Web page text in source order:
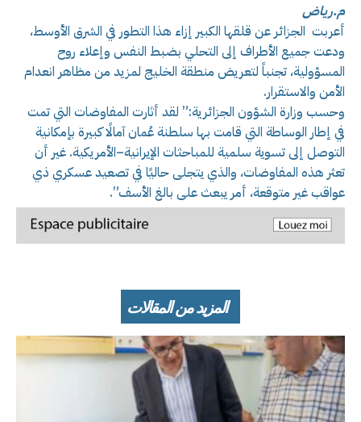
م.رياض
أعربت الجزائر عن قلقها الكبير إزاء هذا التطور في الشرق الأوسط،
ودعت جميع الأطراف إلى التحلي بضبط النفس وإعلاء روح
المسؤولية، تجنباً لتعريض منطقة الخليج لمزيد من مظاهر انعدام
الأمن والاستقرار.
وحسب وزارة الشؤون الجزائرية:” لقد أثارت المفاوضات التي تمت
في إطار الوساطة التي قامت بها سلطنة عُمان آمالًا كبيرة بإمكانية
التوصل إلى تسوية سلمية للمباحثات الإيرانية–الأمريكية. غير أن
تعثر هذه المفاوضات، والذي يتجلى حاليًا في تصعيد عسكري ذي
عواقب غير متوقعة، أمر يبعث على بالغ الأسف”.
المزيد من المقالات